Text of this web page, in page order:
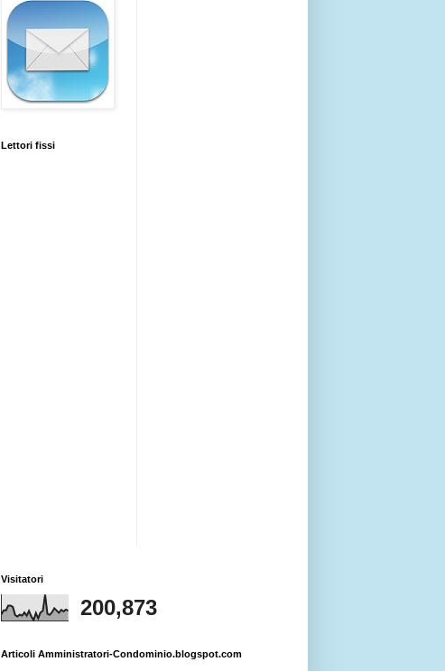
Lettori fissi
Visitatori
200,873
Articoli Amministratori-Condominio.blogspot.com